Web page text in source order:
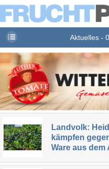
Aktuelles -
Landvolk:
kämpfen
Ware aus dem